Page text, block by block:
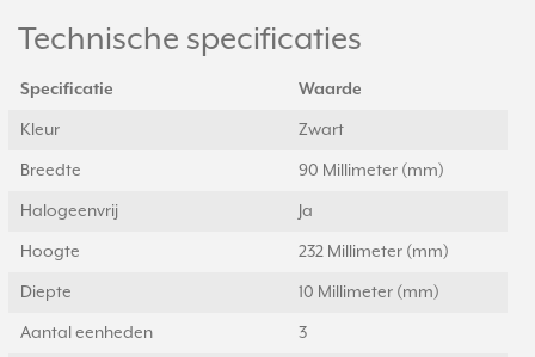
Technische specificaties
Specificatie Waarde
Kleur Zwart
Breedte 90 Millimeter (mm)
Halogeenvrij Ja
Hoogte 232 Millimeter (mm)
Diepte 10 Millimeter (mm)
Aantal eenheden 3